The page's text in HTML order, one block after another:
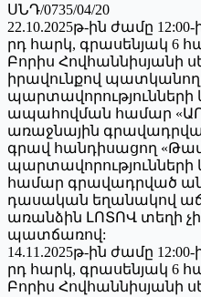
ՍՆԴ/0735/04/20
22.10.2025թ-ին ժամը
րդ հարկ, գրասենյակ 6
Բորիս Հովհաննիսյանի
իրավունքով
ապահովման համար
առաջնային
գրավ հանդիսացող
համար գրավադրված
դասական եղանակով
առանձին ԼՈՏՈՎ տեղի չի
պատճառով:
14.11.2025թ-ին ժամը
րդ հարկ, գրասենյակ 6
Բորիս Հովհաննիսյանի